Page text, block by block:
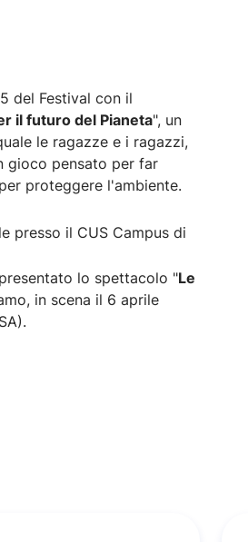
del Festival con il
il futuro del Pianeta", un
le ragazze e i ragazzi,
gioco pensato per far
proteggere l'ambiente.
presso il CUS Campus di
lo spettacolo "Le
in scena il 6 aprile